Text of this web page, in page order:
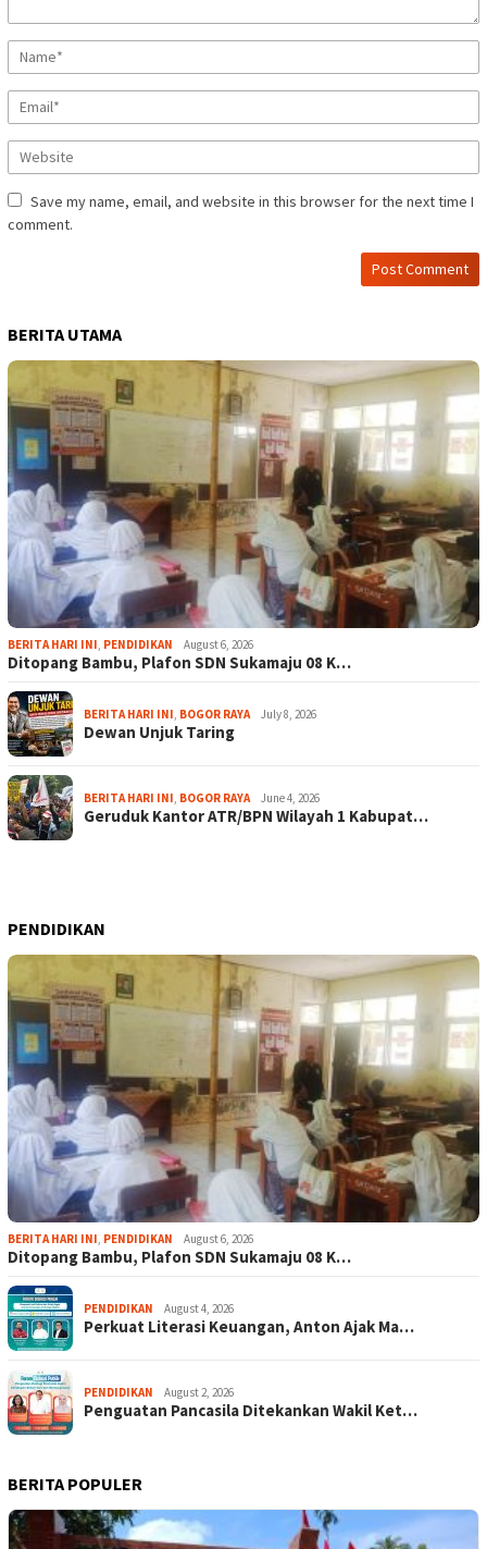
Save my name, email, and website in this browser for the next time I
comment.
BERITA UTAMA
BERITA HARI INI, PENDIDIKAN August 6, 2026
Ditopang Bambu, Plafon SDN Sukamaju 08 K…
BERITA HARI INI, BOGOR RAYA July 8, 2026
Dewan Unjuk Taring
BERITA HARI INI, BOGOR RAYA June 4, 2026
Geruduk Kantor ATR/BPN Wilayah 1 Kabupat…
PENDIDIKAN
BERITA HARI INI, PENDIDIKAN August 6, 2026
Ditopang Bambu, Plafon SDN Sukamaju 08 K…
PENDIDIKAN August 4, 2026
Perkuat Literasi Keuangan, Anton Ajak Ma…
PENDIDIKAN August 2, 2026
Penguatan Pancasila Ditekankan Wakil Ket…
BERITA POPULER